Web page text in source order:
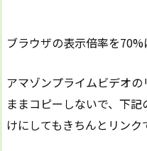
ブラウザの表示倍率を
アマゾンプライムビデオ
ままコピーしないで、下
けにしてもきちんとリンク